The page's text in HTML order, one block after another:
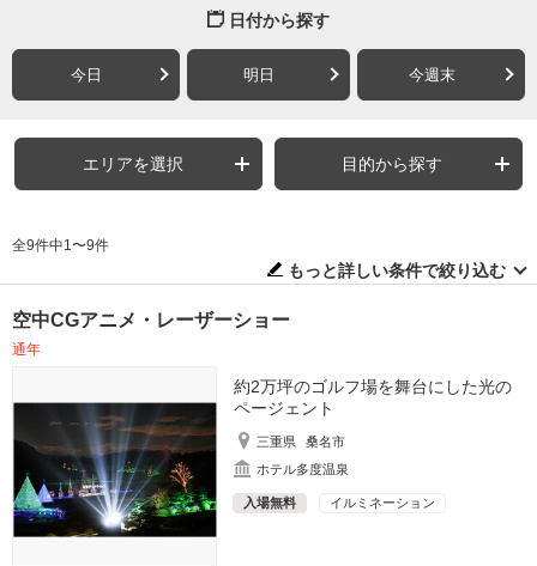
日付から探す
今日 明日 今週末
エリアを選択 目的から探す
全9件中1〜9件
もっと詳しい条件で絞り込む
空中CGアニメ・レーザーショー
通年
約2万坪のゴルフ場を舞台にした光の
ページェント
三重県
桑名市
ホテル多度温泉
入場無料 イルミネーション